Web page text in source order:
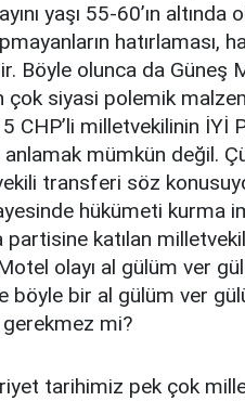
yaşı 55-60’ın
hatırlaması,
Böyle olunca da Güneş
siyasi polemik
CHP’li milletvekilinin İYİ
mümkün değil.
transferi söz
hükümeti kurma
katılan
olayı al gülüm ver
böyle bir al gülüm ver
gerekmez mi?
tarihimiz pek çok